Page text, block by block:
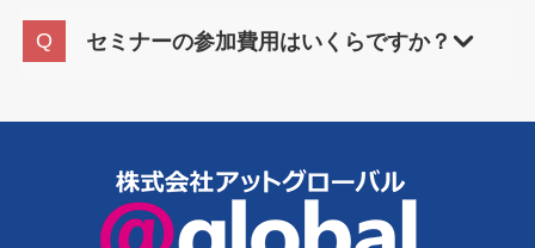
スタイルに合わせて、最適な形式をお選びいただ
けます。
受講を希望」とご記入のうえ、お申し込みくださ
い。担当者より詳細をご案内いたします。
セミナーの参加費用はいくらですか？
て異なります。まずはお気軽にお問い合わせくだ